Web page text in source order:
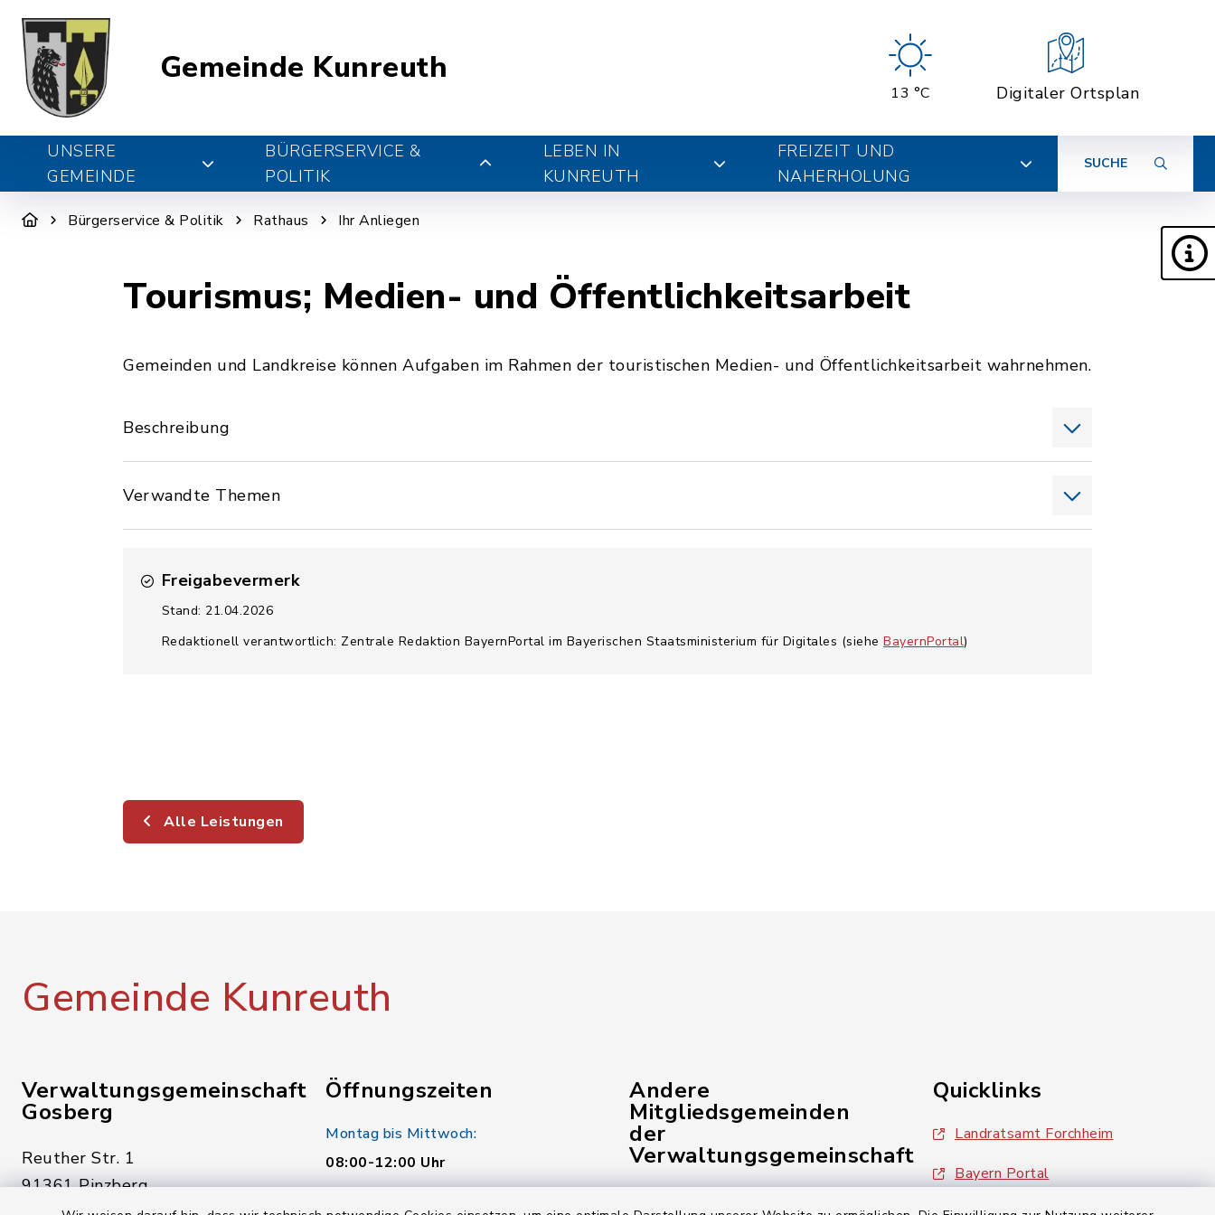
Gemeinde Kunreuth
13 °C Digitaler Ortsplan
UNSERE
GEMEINDE
BÜRGERSERVICE &
POLITIK
LEBEN IN
KUNREUTH
FREIZEIT UND
NAHERHOLUNG
SUCHE
Bürgerservice & Politik Rathaus Ihr Anliegen
Tourismus; Medien- und Öffentlichkeitsarbeit
Gemeinden und Landkreise können Aufgaben im Rahmen der touristischen Medien- und Öffentlichkeitsarbeit wahrnehmen.
Beschreibung
Verwandte Themen
Freigabevermerk
Stand: 21.04.2026
Redaktionell verantwortlich: Zentrale Redaktion BayernPortal im Bayerischen Staatsministerium für Digitales (siehe BayernPortal)
Alle Leistungen
Gemeinde Kunreuth
Verwaltungsgemeinschaft
Gosberg
Reuther Str. 1
91361 Pinzberg
Öffnungszeiten
Montag bis Mittwoch:
08:00-12:00 Uhr
Donnerstag:
Andere
Mitgliedsgemeinden
der
Verwaltungsgemeinschaft
Quicklinks
Landratsamt Forchheim
Bayern Portal